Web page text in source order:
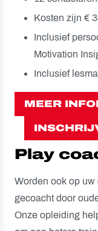
Kosten zijn €
Inclusief
Motivation
Inclusief
MEER
Play
Worden ook op
gecoacht door
Onze opleiding